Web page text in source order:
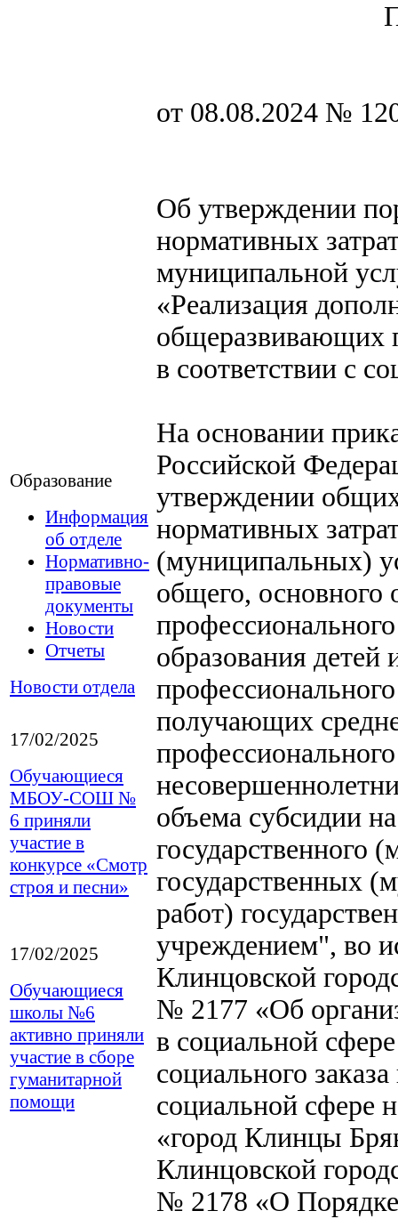
Образование
Информация
об отделе
Нормативно-
правовые
документы
Новости
Отчеты
Новости отдела
17/02/2025
Обучающиеся
МБОУ-СОШ №
6 приняли
участие в
конкурсе «Смотр
строя и песни»
17/02/2025
Обучающиеся
школы №6
активно приняли
участие в сборе
гуманитарной
помощи
от 08.08.2024 №
Об утверждении
нормативных
муниципальной
«Реализация
общеразвивающих
в соответствии с
На основании
Российской
утверждении
нормативных
(муниципальных)
общего, основного
образования детей
получающих
объема субсидии
государственного
государственных
работ)
учреждением", во
Клинцовской
№ 2177 «Об
в социальной
социального
социальной сфере
«город Клинцы
Клинцовской
№ 2178 «О